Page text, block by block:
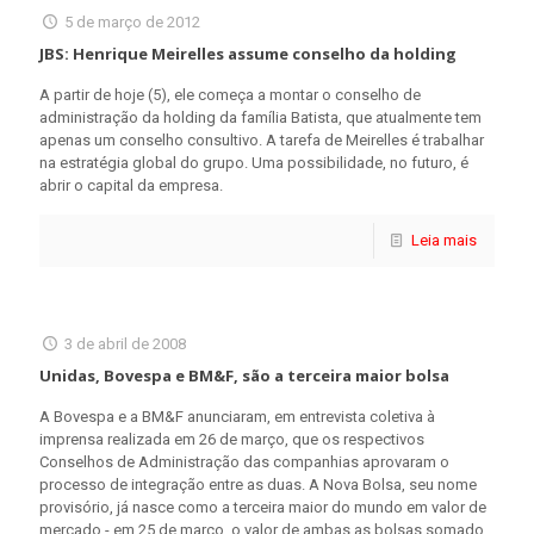
5 de março de 2012
JBS: Henrique Meirelles assume conselho da holding
A partir de hoje (5), ele começa a montar o conselho de
administração da holding da família Batista, que atualmente tem
apenas um conselho consultivo. A tarefa de Meirelles é trabalhar
na estratégia global do grupo. Uma possibilidade, no futuro, é
abrir o capital da empresa.
Leia mais
3 de abril de 2008
Unidas, Bovespa e BM&F, são a terceira maior bolsa
A Bovespa e a BM&F anunciaram, em entrevista coletiva à
imprensa realizada em 26 de março, que os respectivos
Conselhos de Administração das companhias aprovaram o
processo de integração entre as duas. A Nova Bolsa, seu nome
provisório, já nasce como a terceira maior do mundo em valor de
mercado - em 25 de março, o valor de ambas as bolsas somado